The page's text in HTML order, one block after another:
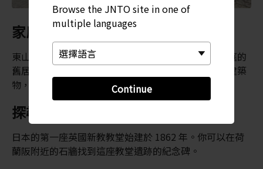
Browse the JNTO site in one of
multiple languages
Continue
家庭生活展覽
東山手十三番館曾經是法國領事館，也是一個富裕家庭的
舊居，現在對公眾開放。你可以參觀這座保育得宜的建築
物，記得去樓上的露台看看。
探尋失落的宗教歷史
日本的第一座英國新教教堂始建於 1862 年。你可以在荷
蘭阪附近的石牆找到這座教堂遺跡的紀念碑。